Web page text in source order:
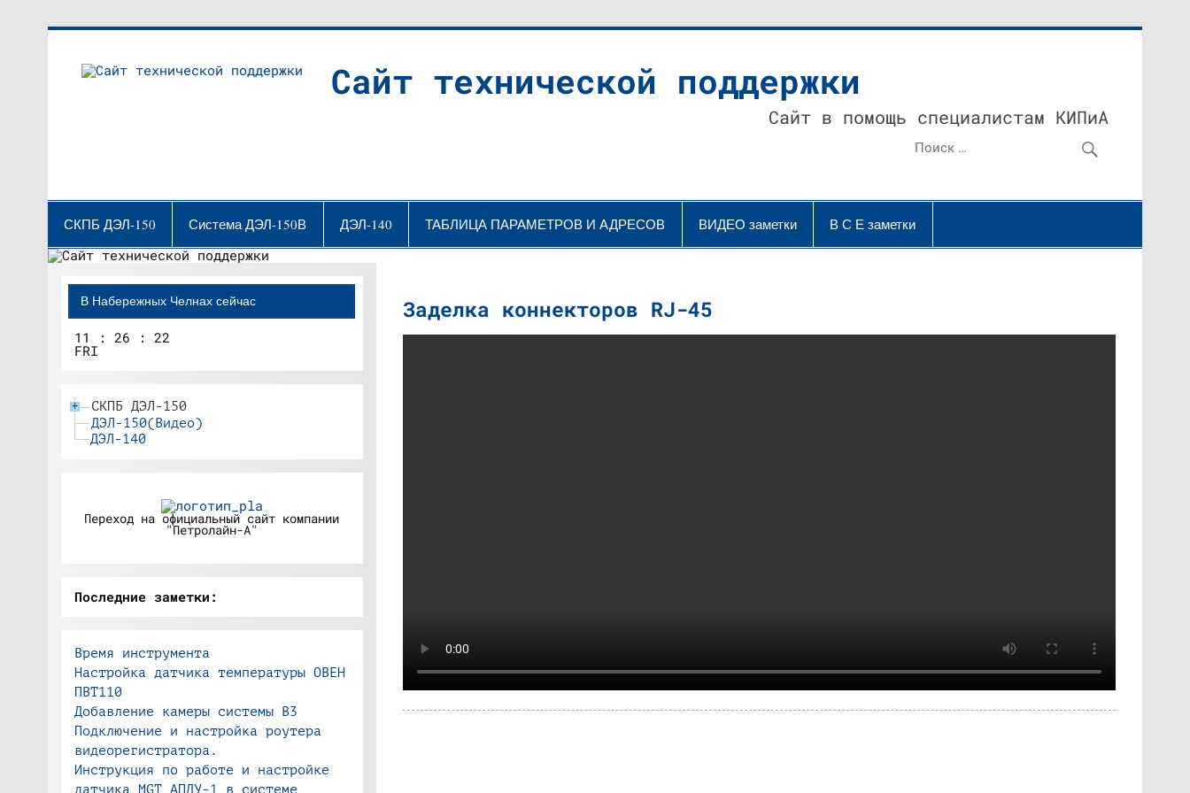
Перейти
Сайт технической поддержки
Сайт в помощь специалистам КИПиА
СКПБ ДЭЛ-150 Система ДЭЛ-150В ДЭЛ-140 ТАБЛИЦА ПАРАМЕТРОВ И АДРЕСОВ ВИДЕО заметки В С Е заметки
Заделка коннекторов RJ-45
В Набережных Челнах сейчас
11 : 26 : 22
FRI
+
СКПБ ДЭЛ-150
ДЭЛ-150(Видео)
ДЭЛ-140
Переход на официальный сайт компании
"Петролайн-А"
Последние заметки:
Время инструмента
Настройка датчика температуры ОВЕН
ПВТ110
Добавление камеры системы В3
Подключение и настройка роутера
видеорегистратора.
Инструкция по работе и настройке
датчика MGT АПДУ-1 в системе